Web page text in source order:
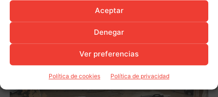
Aceptar
Denegar
Ver preferencias
Política de cookies Política de privacidad